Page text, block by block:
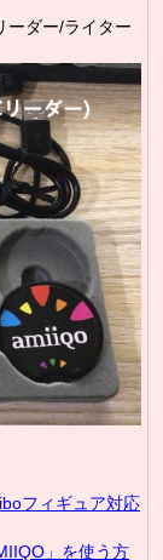
ーダー/ライター
フィギュア対応
」を使う方